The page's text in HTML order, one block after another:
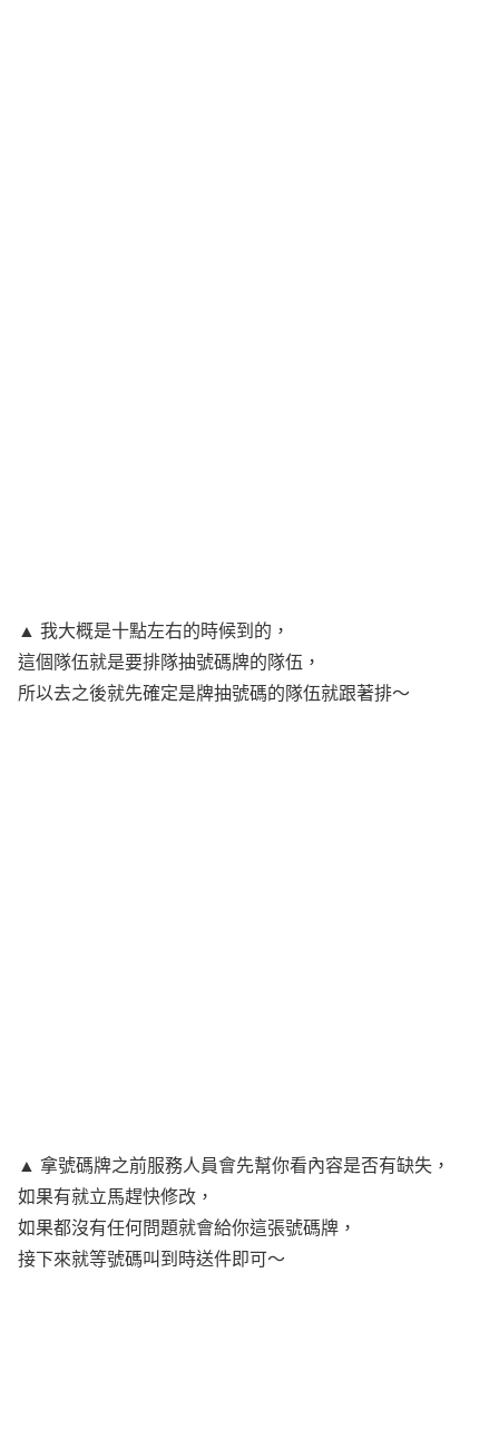
▲ 我大概是十點左右的時候到的，
這個隊伍就是要排隊抽號碼牌的隊伍，
所以去之後就先確定是牌抽號碼的隊伍就跟著排～
▲ 拿號碼牌之前服務人員會先幫你看內容是否有缺失，
如果有就立馬趕快修改，
如果都沒有任何問題就會給你這張號碼牌，
接下來就等號碼叫到時送件即可～